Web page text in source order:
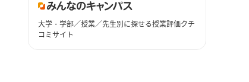
大学・学部／授業／先生別に探せる授業評価クチ
コミサイト